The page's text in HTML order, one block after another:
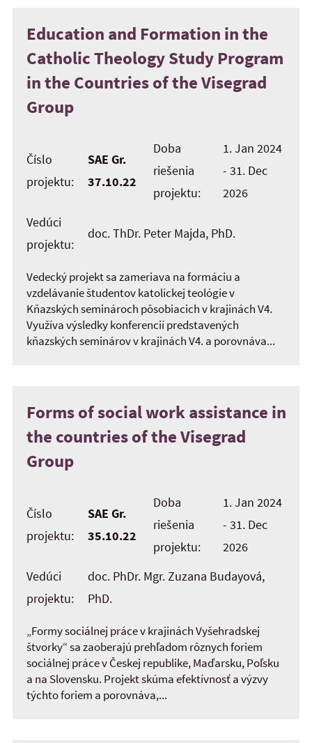
Education and Formation in the
Catholic Theology Study Program
in the Countries of the Visegrad
Group
Číslo
projektu:
SAE Gr.
37.10.22
Doba
riešenia
projektu:
1. Jan 2024
- 31. Dec
2026
Vedúci
projektu:
doc. ThDr. Peter Majda, PhD.
Vedecký projekt sa zameriava na formáciu a
vzdelávanie študentov katolíckej teológie v
Kňazských seminároch pôsobiacich v krajinách V4.
Využíva výsledky konferencií predstavených
kňazských seminárov v krajinách V4. a porovnáva...
Forms of social work assistance in
the countries of the Visegrad
Group
Číslo
projektu:
SAE Gr.
35.10.22
Doba
riešenia
projektu:
1. Jan 2024
- 31. Dec
2026
Vedúci
projektu:
doc. PhDr. Mgr. Zuzana Budayová,
PhD.
„Formy sociálnej práce v krajinách Vyšehradskej
štvorky“ sa zaoberajú prehľadom rôznych foriem
sociálnej práce v Českej republike, Maďarsku, Poľsku
a na Slovensku. Projekt skúma efektívnosť a výzvy
týchto foriem a porovnáva,...